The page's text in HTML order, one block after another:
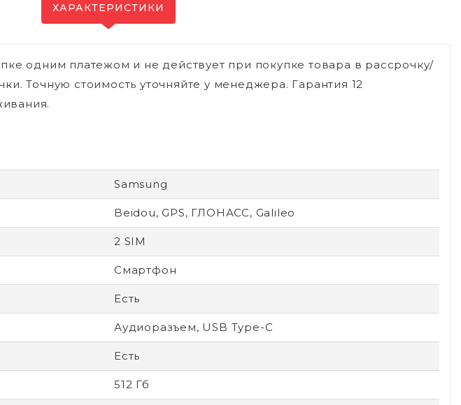
ХАРАКТЕРИСТИКИ
одним платежом и не действует при покупке товара в рассрочку/
Точную стоимость уточняйте у менеджера. Гарантия 12
Samsung
Beidou, GPS, ГЛОНАСС, Galileo
2 SIM
Смартфон
Есть
Аудиоразъем, USB Type-C
Есть
512 Гб